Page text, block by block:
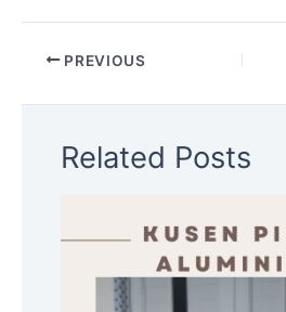
PREVIOUS
Related Posts